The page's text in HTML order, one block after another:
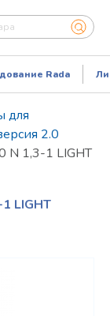
Rada
для
2.0
N 1,3-1 LIGHT
LIGHT